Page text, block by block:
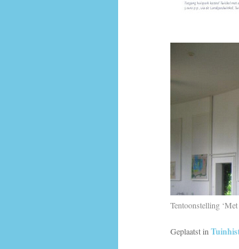
Tentoonstelling
Geplaatst in